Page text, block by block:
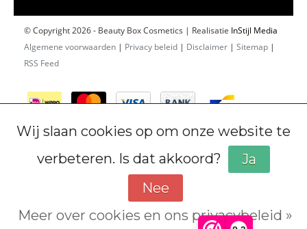
© Copyright 2026 - Beauty Box Cosmetics | Realisatie InStijl Media
Algemene voorwaarden | Privacy beleid | Disclaimer | Sitemap |
RSS Feed
Wij slaan cookies op om onze website te
verbeteren. Is dat akkoord?
Ja
Nee
Meer over cookies en ons privacybeleid »